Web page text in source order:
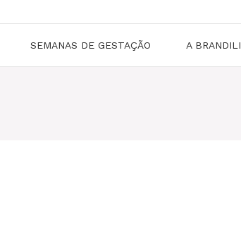
SEMANAS DE GESTAÇÃO A BRANDILI